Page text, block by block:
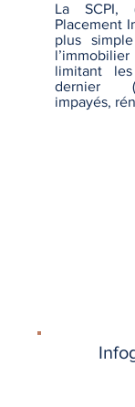
La SCPI,
Placement
plus
limitant
dernier
impayés,